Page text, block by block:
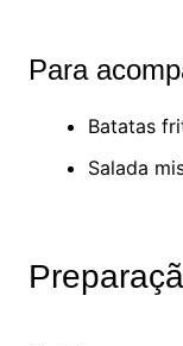
Para
Batatas
Salada